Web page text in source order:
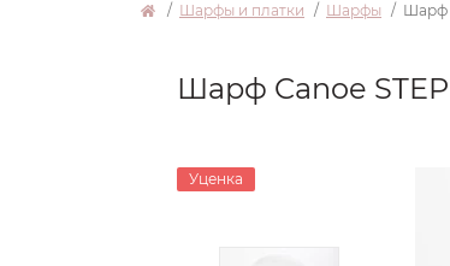
Шарфы и платки Шарфы Шарф
Шарф Canoe
Уценка